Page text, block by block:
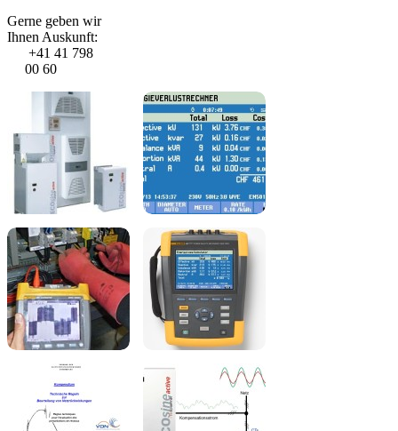
Gerne geben wir
Ihnen Auskunft:
+41 41 798
00 60